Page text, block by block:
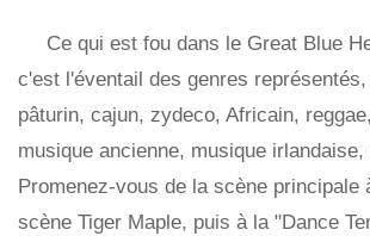
Ce qui est fou dans le Great Blue
c'est l'éventail des genres
pâturin, cajun, zydeco, Africain,
musique ancienne, musique
Promenez-vous de la scène principale
scène Tiger Maple, puis à la "Dance